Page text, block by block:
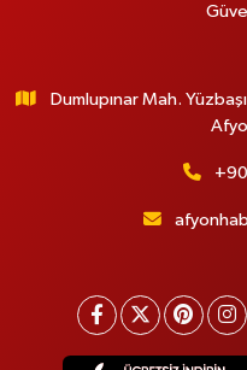
Dumlupınar Mah.